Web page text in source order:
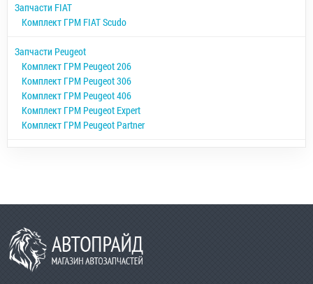
Запчасти FIAT
Комплект ГРМ FIAT Scudo
Запчасти Peugeot
Комплект ГРМ Peugeot 206
Комплект ГРМ Peugeot 306
Комплект ГРМ Peugeot 406
Комплект ГРМ Peugeot Expert
Комплект ГРМ Peugeot Partner